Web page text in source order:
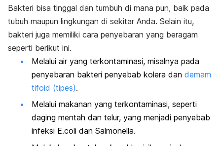
Bakteri bisa tinggal dan tumbuh di mana pun, baik pada
tubuh maupun lingkungan di sekitar Anda. Selain itu,
bakteri juga memiliki cara penyebaran yang beragam
seperti berikut ini.
Melalui air yang terkontaminasi, misalnya pada
penyebaran bakteri penyebab kolera dan demam
tifoid (tipes).
Melalui makanan yang terkontaminasi, seperti
daging mentah dan telur, yang menjadi penyebab
infeksi E.coli dan Salmonella.